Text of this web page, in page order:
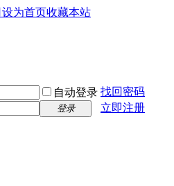
设为首页收藏本站
自动登录 找回密码
登录
立即注册